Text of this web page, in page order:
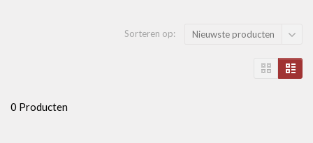
Sorteren op: Nieuwste producten
0 Producten